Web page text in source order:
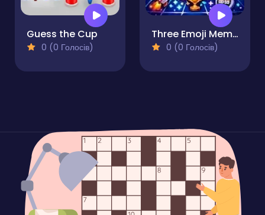
Guess the Cup
0 (0 Голосів)
Three Emoji Memory
0 (0 Голосів)